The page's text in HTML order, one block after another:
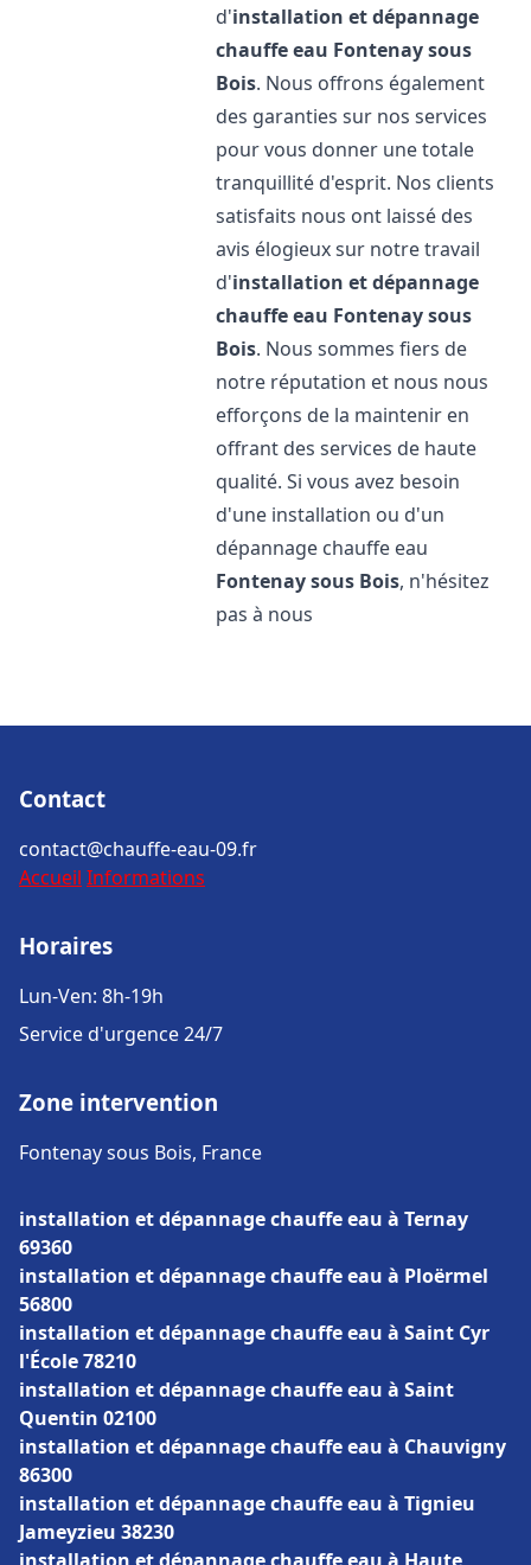
d'installation et dépannage
chauffe eau Fontenay sous
Bois. Nous offrons également
des garanties sur nos services
pour vous donner une totale
tranquillité d'esprit. Nos clients
satisfaits nous ont laissé des
avis élogieux sur notre travail
d'installation et dépannage
chauffe eau Fontenay sous
Bois. Nous sommes fiers de
notre réputation et nous nous
efforçons de la maintenir en
offrant des services de haute
qualité. Si vous avez besoin
d'une installation ou d'un
dépannage chauffe eau
Fontenay sous Bois, n'hésitez
pas à nous
Contact
contact@chauffe-eau-09.fr
Accueil Informations
Horaires
Lun-Ven: 8h-19h
Service d'urgence 24/7
Zone intervention
Fontenay sous Bois, France
installation et dépannage chauffe eau à Ternay
69360
installation et dépannage chauffe eau à Ploërmel
56800
installation et dépannage chauffe eau à Saint Cyr
l'École 78210
installation et dépannage chauffe eau à Saint
Quentin 02100
installation et dépannage chauffe eau à Chauvigny
86300
installation et dépannage chauffe eau à Tignieu
Jameyzieu 38230